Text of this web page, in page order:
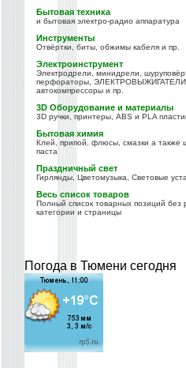
Бытовая техника
и бытовая электро-радио аппаратура
Инструменты
Отвёртки, биты, обжимы кабеля и пр.
Электроинструмент
Электродрели, минидрели,
перфораторы, ЭЛЕКТРОВЫЖИГАТЕЛИ,
автокомпрессоры и пр.
3D Оборудование и материалы
3D ручки, принтеры, ABS и PLA
Бытовая химия
Клей, припой, флюсы, смазки а также
паста
Праздничный свет
Гирлянды, Цветомузыка, Световые
Весь список товаров
Полный список товарных позиций без
категории и страницы
Погода в Тюмени сегодня